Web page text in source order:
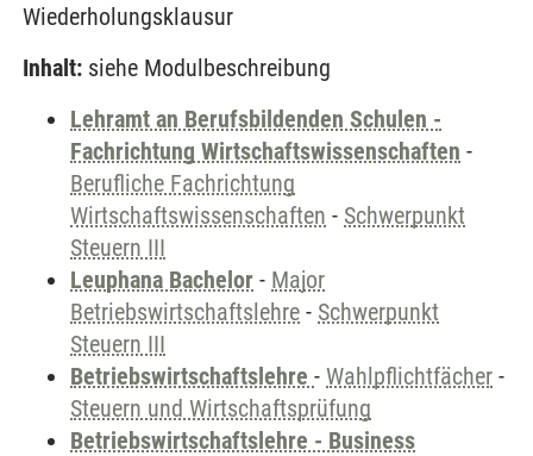
Wiederholungsklausur
Inhalt: siehe Modulbeschreibung
Lehramt an Berufsbildenden Schulen -
Fachrichtung Wirtschaftswissenschaften -
Berufliche Fachrichtung
Wirtschaftswissenschaften - Schwerpunkt
Steuern III
Leuphana Bachelor - Major
Betriebswirtschaftslehre - Schwerpunkt
Steuern III
Betriebswirtschaftslehre - Wahlpflichtfächer -
Steuern und Wirtschaftsprüfung
Betriebswirtschaftslehre - Business